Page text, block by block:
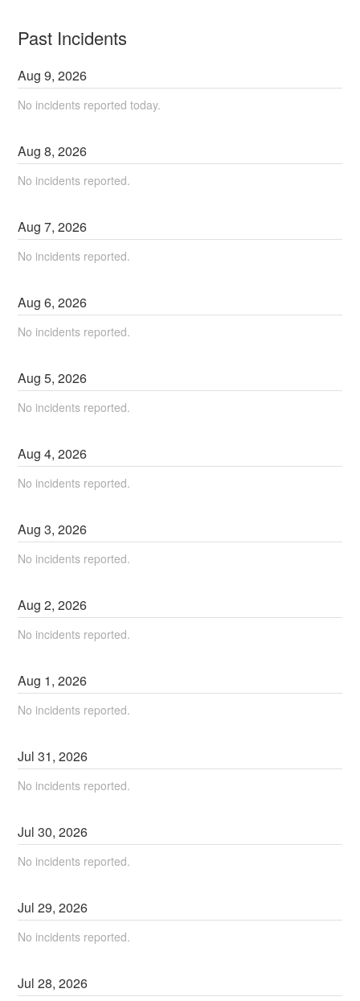
Past Incidents
Aug9,2026
No incidents reported today.
Aug8,2026
No incidents reported.
Aug7,2026
No incidents reported.
Aug6,2026
No incidents reported.
Aug5,2026
No incidents reported.
Aug4,2026
No incidents reported.
Aug3,2026
No incidents reported.
Aug2,2026
No incidents reported.
Aug 1,2026
No incidents reported.
Jul31,2026
No incidents reported.
Jul30,2026
No incidents reported.
Jul29,2026
No incidents reported.
Jul28,2026